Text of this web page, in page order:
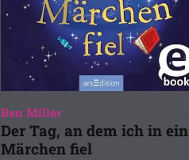
Ben Miller
Der Tag, an dem ich in ein
Märchen fiel